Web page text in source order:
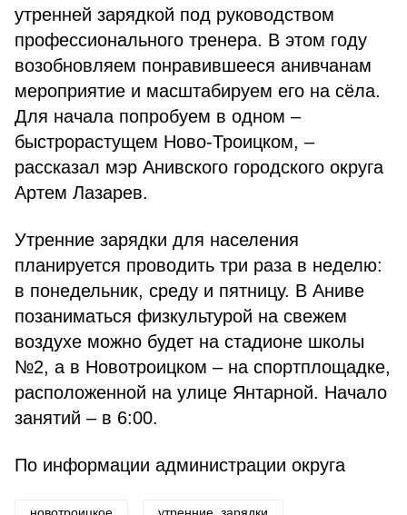
утренней зарядкой под руководством
профессионального тренера. В этом году
возобновляем понравившееся анивчанам
мероприятие и масштабируем его на сёла.
Для начала попробуем в одном –
быстрорастущем Ново-Троицком, –
рассказал мэр Анивского городского округа
Артем Лазарев.
Утренние зарядки для населения
планируется проводить три раза в неделю:
в понедельник, среду и пятницу. В Аниве
позаниматься физкультурой на свежем
воздухе можно будет на стадионе школы
№2, а в Новотроицком – на спортплощадке,
расположенной на улице Янтарной. Начало
занятий – в 6:00.
По информации администрации округа